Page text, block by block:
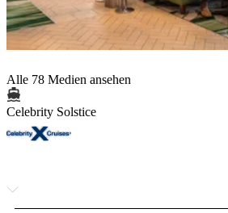
Alle 78 Medien ansehen
Celebrity Solstice